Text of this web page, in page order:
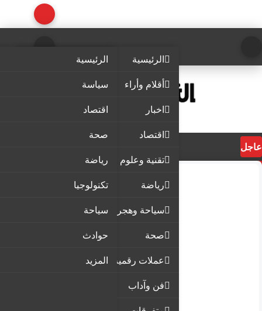
الرئيسية
أقلام وأراء
اخبار
اقتصاد
تقنية وعلوم
رياضة
سياحة وهجرة
صحة
عملات رقمية
فن وآداب
الرئيسية
سياسة
اقتصاد
صحة
رياضة
تكنولوجيا
سياحة
حوادث
المزيد
عاجل